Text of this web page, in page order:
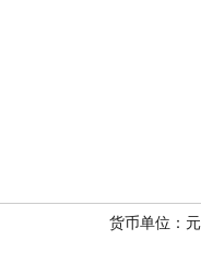
货币单位：元